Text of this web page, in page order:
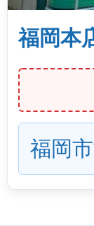
福岡本
福岡